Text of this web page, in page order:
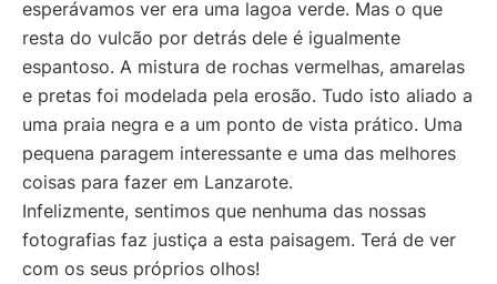
esperávamos ver era uma lagoa verde. Mas o que
resta do vulcão por detrás dele é igualmente
espantoso. A mistura de rochas vermelhas, amarelas
e pretas foi modelada pela erosão. Tudo isto aliado a
uma praia negra e a um ponto de vista prático. Uma
pequena paragem interessante e uma das melhores
coisas para fazer em Lanzarote.
Infelizmente, sentimos que nenhuma das nossas
fotografias faz justiça a esta paisagem. Terá de ver
com os seus próprios olhos!